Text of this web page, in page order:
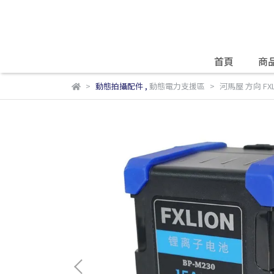
首頁 商
動態拍攝配件, 動態電力支援區 河馬屋 方向